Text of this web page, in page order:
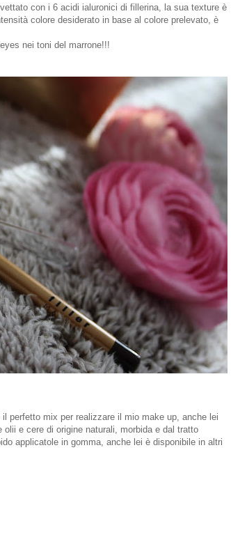
con i 6 acidi ialuronici di fillerina, la sua texture è
colore desiderato in base al colore prelevato, è
nei toni del marrone!!!
perfetto mix per realizzare il mio make up, anche lei
e cere di origine naturali, morbida e dal tratto
applicatole in gomma, anche lei è disponibile in altri